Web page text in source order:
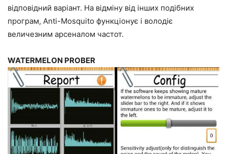
відповідний варіант. На відміну від інших подібних
програм, Anti-Mosquito функціонує і володіє
величезним арсеналом частот.
WATERMELON PROBER